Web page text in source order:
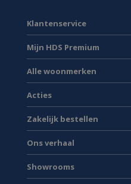
Klantenservice
Mijn HDS Premium
Alle woonmerken
Acties
Zakelijk bestellen
Ons verhaal
Showrooms